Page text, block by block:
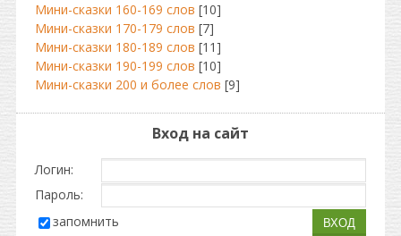
Мини-сказки 160-169 слов [10]
Мини-сказки 170-179 слов [7]
Мини-сказки 180-189 слов [11]
Мини-сказки 190-199 слов [10]
Мини-сказки 200 и более слов [9]
Вход на сайт
Логин:
Пароль:
запомнить